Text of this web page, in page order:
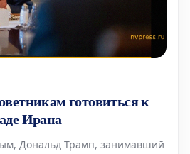
готовиться к
Ирана
Дональд Трамп, занимавший